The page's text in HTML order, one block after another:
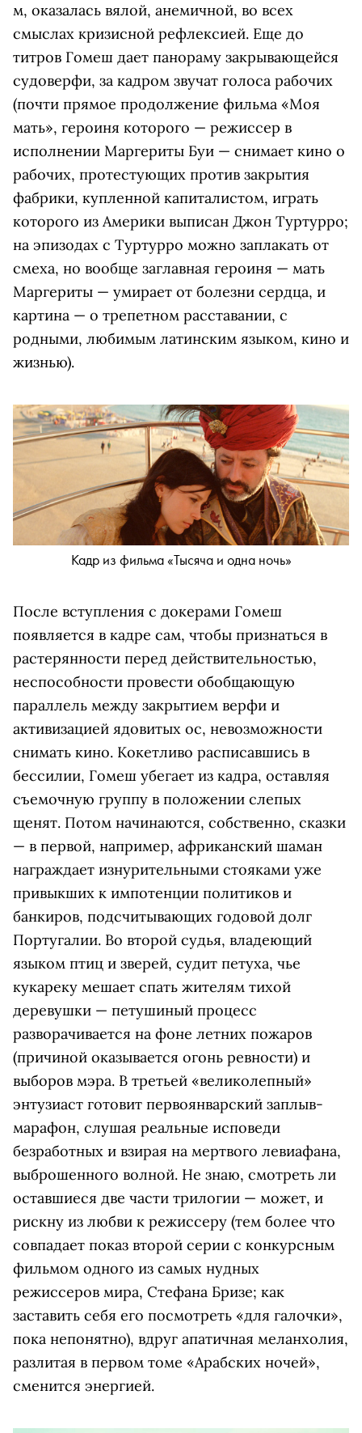
м, оказалась вялой, анемичной, во всех
смыслах кризисной рефлексией. Еще до
титров Гомеш дает панораму закрывающейся
судоверфи, за кадром звучат голоса рабочих
(почти прямое продолжение фильма «Моя
мать», героиня которого — режиссер в
исполнении Маргериты Буи — снимает кино о
рабочих, протестующих против закрытия
фабрики, купленной капиталистом, играть
которого из Америки выписан Джон Туртурро;
на эпизодах с Туртурро можно заплакать от
смеха, но вообще заглавная героиня — мать
Маргериты — умирает от болезни сердца, и
картина — о трепетном расставании, с
родными, любимым латинским языком, кино и
жизнью).
Кадр из фильма «Тысяча и одна ночь»
После вступления с докерами Гомеш
появляется в кадре сам, чтобы признаться в
растерянности перед действительностью,
неспособности провести обобщающую
параллель между закрытием верфи и
активизацией ядовитых ос, невозможности
снимать кино. Кокетливо расписавшись в
бессилии, Гомеш убегает из кадра, оставляя
съемочную группу в положении слепых
щенят. Потом начинаются, собственно, сказки
— в первой, например, африканский шаман
награждает изнурительными стояками уже
привыкших к импотенции политиков и
банкиров, подсчитывающих годовой долг
Португалии. Во второй судья, владеющий
языком птиц и зверей, судит петуха, чье
кукареку мешает спать жителям тихой
деревушки — петушиный процесс
разворачивается на фоне летних пожаров
(причиной оказывается огонь ревности) и
выборов мэра. В третьей «великолепный»
энтузиаст готовит первоянварский заплыв-
марафон, слушая реальные исповеди
безработных и взирая на мертвого левиафана,
выброшенного волной. Не знаю, смотреть ли
оставшиеся две части трилогии — может, и
рискну из любви к режиссеру (тем более что
совпадает показ второй серии с конкурсным
фильмом одного из самых нудных
режиссеров мира, Стефана Бризе; как
заставить себя его посмотреть «для галочки»,
пока непонятно), вдруг апатичная меланхолия,
разлитая в первом томе «Арабских ночей»,
сменится энергией.